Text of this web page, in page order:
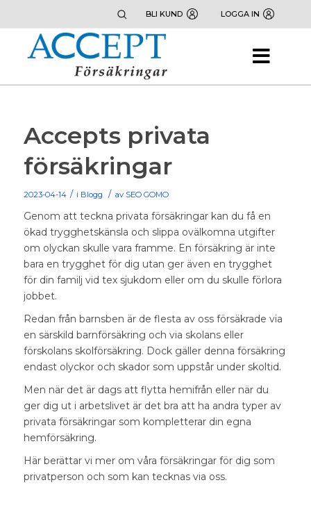
LOGGA IN
BLI KUND
Accepts privata
försäkringar
2023-04-14 / i Blogg / av SEO GOMO
Genom att teckna privata försäkringar kan du få en
ökad trygghetskänsla och slippa ovälkomna utgifter
om olyckan skulle vara framme. En försäkring är inte
bara en trygghet för dig utan ger även en trygghet
för din familj vid tex sjukdom eller om du skulle förlora
jobbet.
Redan från barnsben är de flesta av oss försäkrade via
en särskild barnförsäkring och via skolans eller
förskolans skolförsäkring. Dock gäller denna försäkring
endast olyckor och skador som uppstår under skoltid.
Men när det är dags att flytta hemifrån eller när du
ger dig ut i arbetslivet är det bra att ha andra typer av
privata försäkringar som kompletterar din egna
hemförsäkring.
Här berättar vi mer om våra försäkringar för dig som
privatperson och som kan tecknas via oss.